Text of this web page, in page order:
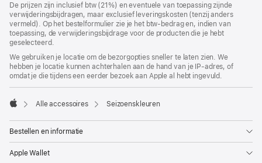
De prijzen zijn inclusief btw (21%) en eventuele van toepassing zijnde
verwijderingsbijdragen, maar exclusief leveringskosten (tenzij anders
vermeld). Op het bestelformulier zie je het btw-bedrag en, indien van
toepassing, de verwijderingsbijdrage voor de producten die je hebt
geselecteerd.
We gebruiken je locatie om de bezorgopties sneller te laten zien. We
hebben je locatie kunnen achterhalen aan de hand van je IP-adres, of
omdat je die tijdens een eerder bezoek aan Apple al hebt ingevuld.
Alle accessoires Seizoenskleuren
Bestellen en informatie
Apple Wallet